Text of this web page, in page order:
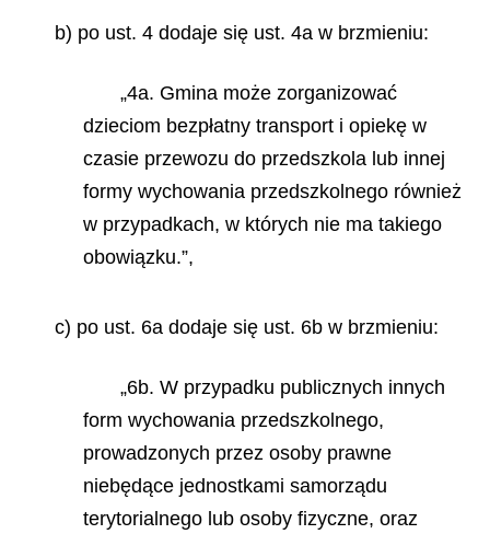
b) po ust. 4 dodaje się ust. 4a w brzmieniu:
„4a. Gmina może zorganizować
dzieciom bezpłatny transport i opiekę w
czasie przewozu do przedszkola lub innej
formy wychowania przedszkolnego również
w przypadkach, w których nie ma takiego
obowiązku.”,
c) po ust. 6a dodaje się ust. 6b w brzmieniu:
„6b. W przypadku publicznych innych
form wychowania przedszkolnego,
prowadzonych przez osoby prawne
niebędące jednostkami samorządu
terytorialnego lub osoby fizyczne, oraz